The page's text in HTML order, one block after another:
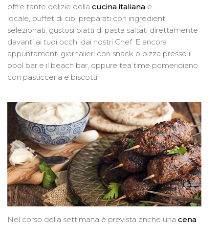
offre tante delizie della cucina italiana e
locale, buffet di cibi preparati con ingredienti
selezionati, gustosi piatti di pasta saltati direttamente
davanti ai tuoi occhi dai nostri Chef. E ancora
appuntamenti giornalieri con snack o pizza presso il
pool bar e il beach bar, oppure tea time pomeridiano
con pasticceria e biscotti.
Nel corso della settimana è prevista anche una cena